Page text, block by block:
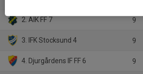
2. AIK FF 7 9
3. IFK Stocksund 4 9
4. Djurgårdens IF FF 6 9